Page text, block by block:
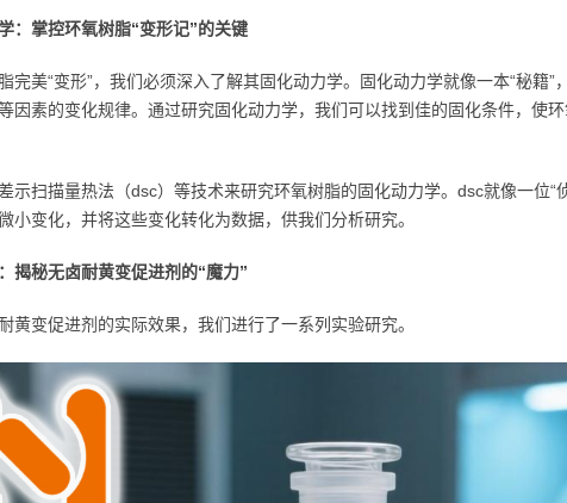
：掌控环氧树脂“变形记”的关键
完美“变形”，我们必须深入了解其固化动力学。固化动力学就像一本“秘籍
因素的变化规律。通过研究固化动力学，我们可以找到佳的固化条件，使
示扫描量热法（dsc）等技术来研究环氧树脂的固化动力学。dsc就像一位“
小变化，并将这些变化转化为数据，供我们分析研究。
揭秘无卤耐黄变促进剂的“魔力”
黄变促进剂的实际效果，我们进行了一系列实验研究。